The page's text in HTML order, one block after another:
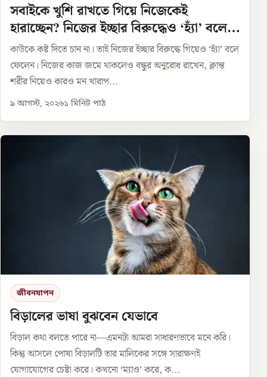
সবাইকে খুশি রাখতে গিয়ে নিজেকেই
হারাচ্ছেন? নিজের ইচ্ছার বিরুদ্ধেও ‘হ্যাঁ’ বলে
ফেলছেন?
কাউকে কষ্ট দিতে চান না। তাই নিজের ইচ্ছার বিরুদ্ধে গিয়েও ‘হ্যাঁ’ বলে
ফেলেন। নিজের কাজ জমে থাকলেও বন্ধুর অনুরোধ রাখেন, ক্লান্ত
শরীর নিয়েও কারও মন খারাপ...
৯ আগস্ট, ২০২৬১ মিনিট পাঠ
জীবনযাপন
বিড়ালের ভাষা বুঝবেন যেভাবে
বিড়াল কথা বলতে পারে না—এমনটা আমরা সাধারণভাবে মনে করি।
কিন্তু আসলে পোষা বিড়ালটি তার মালিকের সঙ্গে সারাক্ষণই
যোগাযোগের চেষ্টা করে। কখনো ‘ম্যাও’ করে, ক...